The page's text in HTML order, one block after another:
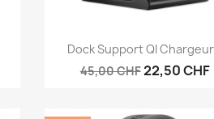
Aperçu rapide
Dock Support QI
45,00 CHF22,50 CHF